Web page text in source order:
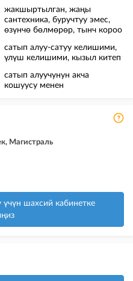
жакшыртылган, жаңы
сантехника, буручтуу эмес,
өзүнчө бөлмөрөр, тынч короо
сатып алуу-сатуу келишими,
үлүш келишими, кызыл китеп
сатып алуучунун акча
кошуусу менен
Магистраль
үчүн шахсий кабинетке